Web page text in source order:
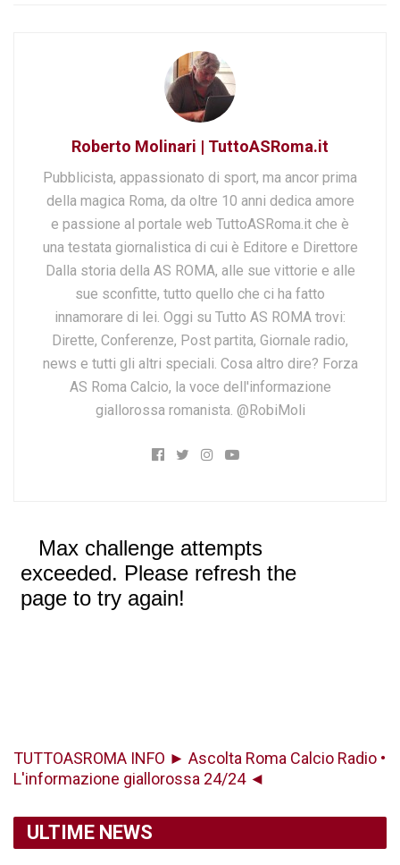
Roberto Molinari | TuttoASRoma.it
Pubblicista, appassionato di sport, ma ancor prima
della magica Roma, da oltre 10 anni dedica amore
e passione al portale web TuttoASRoma.it che è
una testata giornalistica di cui è Editore e Direttore
Dalla storia della AS ROMA, alle sue vittorie e alle
sue sconfitte, tutto quello che ci ha fatto
innamorare di lei. Oggi su Tutto AS ROMA trovi:
Dirette, Conferenze, Post partita, Giornale radio,
news e tutti gli altri speciali. Cosa altro dire? Forza
AS Roma Calcio, la voce dell'informazione
giallorossa romanista. @RobiMoli
TUTTOASROMA INFO ► Ascolta Roma Calcio Radio •
L'informazione giallorossa 24/24 ◄
ULTIME NEWS